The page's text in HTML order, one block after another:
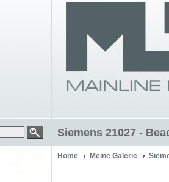
Siemens 21027 -
Home Meine Galerie